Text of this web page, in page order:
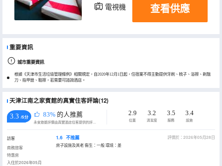
電視機 查看供應
重要資訊
城市重要資訊
根據《天津市生活垃圾管理條例》相關規定，自2020年12月1日起，住宿業不得主動提供牙刷、梳子、浴擦、剃鬚
刀、指甲銼、鞋擦，若需要可諮詢酒店。
天津江南之家賓館的真實住客評論(12)
3.3 /5分 83% 的人推薦
永安旅遊評價由真實酒店住客提供的評價。
2.9
位置
3.2
清潔度
3.5
服務
3.4
設施
訪客
商務旅客
特惠房
入住於2026年05月
1.6 不推薦
評價於：2026年05月28日
房子設施及其老 衞生：一般 環境：差